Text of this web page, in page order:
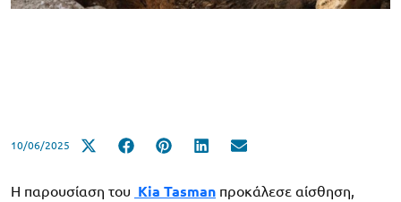
10/06/2025
Η παρουσίαση του Kia Tasman προκάλεσε αίσθηση,